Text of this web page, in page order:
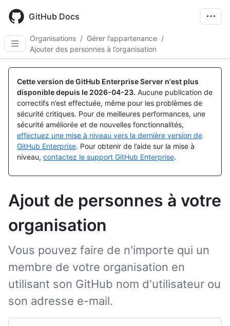
main
content
GitHub Docs
Organisations / Gérer l’appartenance /
Ajouter des personnes à l’organisation
Cette version de GitHub Enterprise Server n'est plus
disponible depuis le 2026-04-23. Aucune publication de
correctifs n’est effectuée, même pour les problèmes de
sécurité critiques. Pour de meilleures performances, une
sécurité améliorée et de nouvelles fonctionnalités,
effectuez une mise à niveau vers la dernière version de
GitHub Enterprise. Pour obtenir de l’aide sur la mise à
niveau, contactez le support GitHub Enterprise.
Ajout de personnes à votre
organisation
Vous pouvez faire de n'importe qui un
membre de votre organisation en
utilisant son GitHub nom d'utilisateur ou
son adresse e-mail.